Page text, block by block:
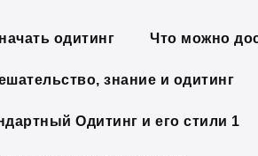
одитинг Что можно
знание и одитинг
Одитинг и его стили 1